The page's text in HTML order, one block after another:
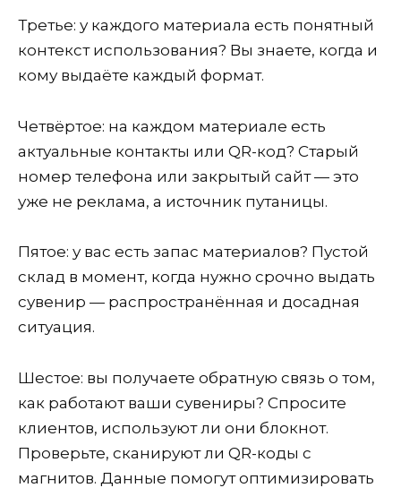
Третье: у каждого материала есть понятный
контекст использования? Вы знаете, когда и
кому выдаёте каждый формат.
Четвёртое: на каждом материале есть
актуальные контакты или QR-код? Старый
номер телефона или закрытый сайт — это
уже не реклама, а источник путаницы.
Пятое: у вас есть запас материалов? Пустой
склад в момент, когда нужно срочно выдать
сувенир — распространённая и досадная
ситуация.
Шестое: вы получаете обратную связь о том,
как работают ваши сувениры? Спросите
клиентов, используют ли они блокнот.
Проверьте, сканируют ли QR-коды с
магнитов. Данные помогут оптимизировать